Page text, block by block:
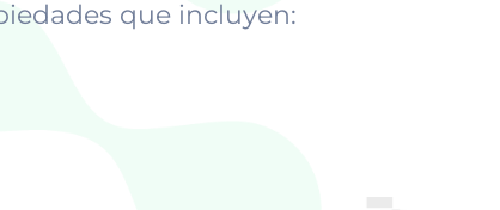
que incluyen: